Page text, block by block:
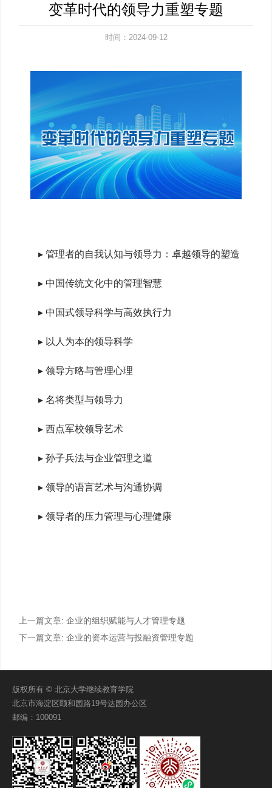
变革时代的领导力重塑专题
时间：2024-09-12
▸ 管理者的自我认知与领导力：卓越领导的塑造
▸ 中国传统文化中的管理智慧
▸ 中国式领导科学与高效执行力
▸ 以人为本的领导科学
▸ 领导方略与管理心理
▸ 名将类型与领导力
▸ 西点军校领导艺术
▸ 孙子兵法与企业管理之道
▸ 领导的语言艺术与沟通协调
▸ 领导者的压力管理与心理健康
上一篇文章: 企业的组织赋能与人才管理专题
下一篇文章: 企业的资本运营与投融资管理专题
版权所有 © 北京大学继续教育学院
北京市海淀区颐和园路19号达园办公区
邮编：100091